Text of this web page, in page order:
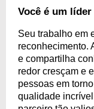
Você é um
Seu trabalho em
reconhecimento.
e compartilha
redor cresçam e
pessoas em
qualidade